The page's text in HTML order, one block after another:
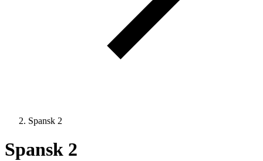
Spansk 2
Spansk 2